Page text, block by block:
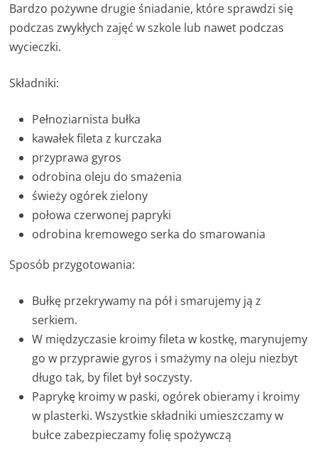
Bardzo pożywne drugie śniadanie, które sprawdzi się
podczas zwykłych zajęć w szkole lub nawet podczas
wycieczki.
Składniki:
Pełnoziarnista bułka
kawałek fileta z kurczaka
przyprawa gyros
odrobina oleju do smażenia
świeży ogórek zielony
połowa czerwonej papryki
odrobina kremowego serka do smarowania
Sposób przygotowania:
Bułkę przekrywamy na pół i smarujemy ją z
serkiem.
W międzyczasie kroimy fileta w kostkę, marynujemy
go w przyprawie gyros i smażymy na oleju niezbyt
długo tak, by filet był soczysty.
Paprykę kroimy w paski, ogórek obieramy i kroimy
w plasterki. Wszystkie składniki umieszczamy w
bułce zabezpieczamy folię spożywczą